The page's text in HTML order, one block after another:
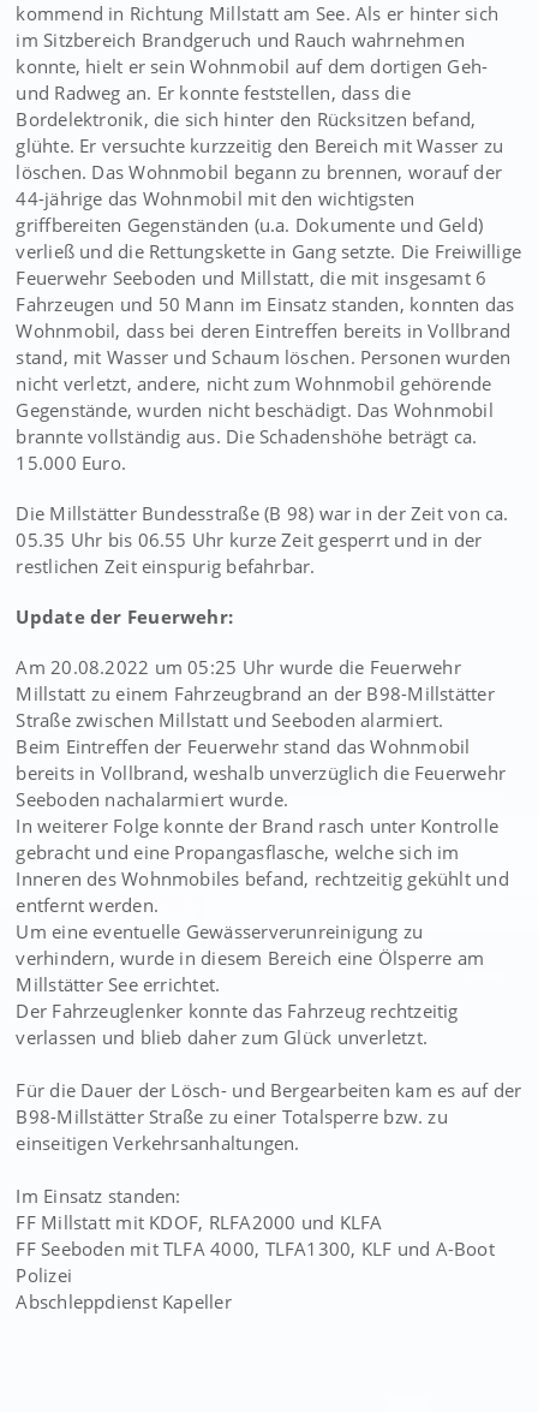
kommend in Richtung Millstatt am See. Als er hinter sich
im Sitzbereich Brandgeruch und Rauch wahrnehmen
konnte, hielt er sein Wohnmobil auf dem dortigen Geh-
und Radweg an. Er konnte feststellen, dass die
Bordelektronik, die sich hinter den Rücksitzen befand,
glühte. Er versuchte kurzzeitig den Bereich mit Wasser zu
löschen. Das Wohnmobil begann zu brennen, worauf der
44-jährige das Wohnmobil mit den wichtigsten
griffbereiten Gegenständen (u.a. Dokumente und Geld)
verließ und die Rettungskette in Gang setzte. Die Freiwillige
Feuerwehr Seeboden und Millstatt, die mit insgesamt 6
Fahrzeugen und 50 Mann im Einsatz standen, konnten das
Wohnmobil, dass bei deren Eintreffen bereits in Vollbrand
stand, mit Wasser und Schaum löschen. Personen wurden
nicht verletzt, andere, nicht zum Wohnmobil gehörende
Gegenstände, wurden nicht beschädigt. Das Wohnmobil
brannte vollständig aus. Die Schadenshöhe beträgt ca.
15.000 Euro.
Die Millstätter Bundesstraße (B 98) war in der Zeit von ca.
05.35 Uhr bis 06.55 Uhr kurze Zeit gesperrt und in der
restlichen Zeit einspurig befahrbar.
Update der Feuerwehr:
Am 20.08.2022 um 05:25 Uhr wurde die Feuerwehr
Millstatt zu einem Fahrzeugbrand an der B98-Millstätter
Straße zwischen Millstatt und Seeboden alarmiert.
Beim Eintreffen der Feuerwehr stand das Wohnmobil
bereits in Vollbrand, weshalb unverzüglich die Feuerwehr
Seeboden nachalarmiert wurde.
In weiterer Folge konnte der Brand rasch unter Kontrolle
gebracht und eine Propangasflasche, welche sich im
Inneren des Wohnmobiles befand, rechtzeitig gekühlt und
entfernt werden.
Um eine eventuelle Gewässerverunreinigung zu
verhindern, wurde in diesem Bereich eine Ölsperre am
Millstätter See errichtet.
Der Fahrzeuglenker konnte das Fahrzeug rechtzeitig
verlassen und blieb daher zum Glück unverletzt.
Für die Dauer der Lösch- und Bergearbeiten kam es auf der
B98-Millstätter Straße zu einer Totalsperre bzw. zu
einseitigen Verkehrsanhaltungen.
Im Einsatz standen:
FF Millstatt mit KDOF, RLFA2000 und KLFA
FF Seeboden mit TLFA 4000, TLFA1300, KLF und A-Boot
Polizei
Abschleppdienst Kapeller